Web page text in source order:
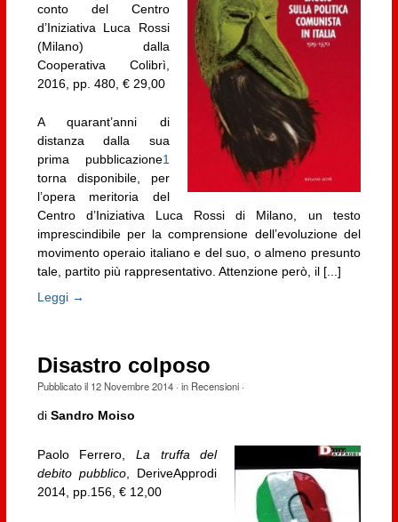
conto del Centro
d’Iniziativa Luca Rossi
(Milano) dalla
Cooperativa Colibrì,
2016, pp. 480, € 29,00
A quarant’anni di
distanza dalla sua
prima pubblicazione1
torna disponibile, per
l’opera meritoria del
Centro d’Iniziativa Luca Rossi di Milano, un testo
imprescindibile per la comprensione dell’evoluzione del
movimento operaio italiano e del suo, o almeno presunto
tale, partito più rappresentativo. Attenzione però, il [...]
Leggi →
Disastro colposo
Pubblicato il 12 Novembre 2014· in Recensioni·
di Sandro Moiso
Paolo Ferrero, La truffa del
debito pubblico, DeriveApprodi
2014, pp.156, € 12,00